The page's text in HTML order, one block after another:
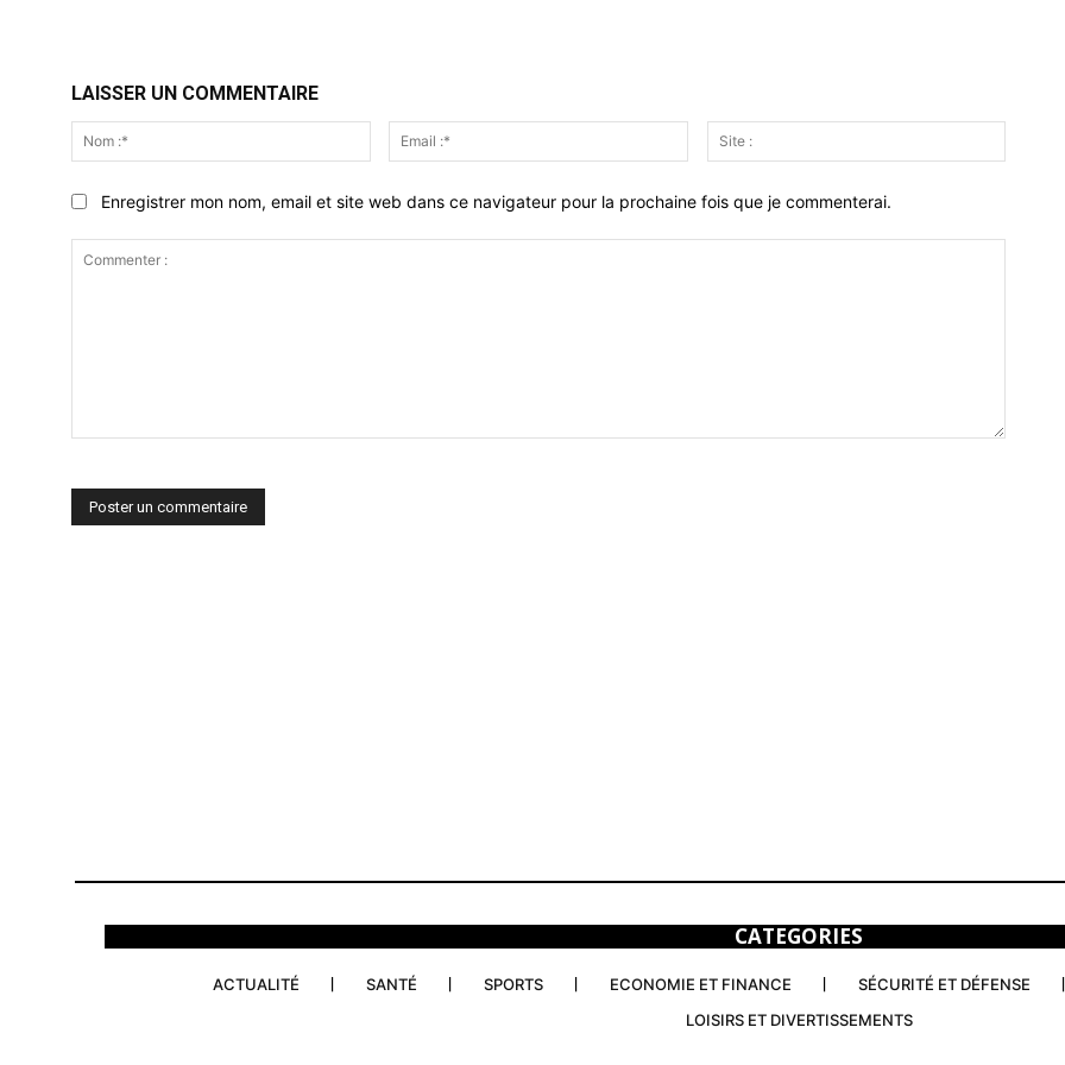
LAISSER UN COMMENTAIRE
Nom
:*
Email
:*
:
Enregistrer mon nom, email et site web dans ce navigateur pour la prochaine fois que je commenterai.
CATEGORIES
ACTUALITÉ SANTÉ SPORTS ECONOMIE ET FINANCE
SÉCURITÉ ET DÉFENSE
LOISIRS ET DIVERTISSEMENTS